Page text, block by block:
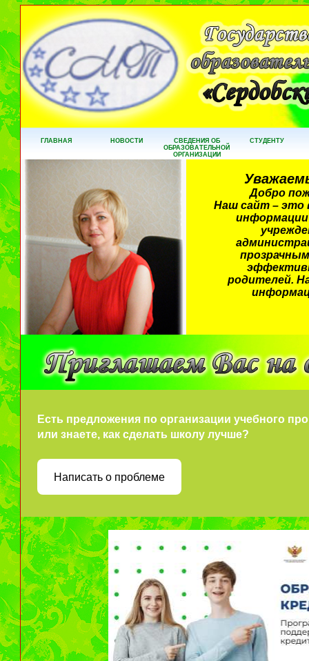
ГЛАВНАЯ НОВОСТИ
СВЕДЕНИЯ ОБ
ОБРАЗОВАТЕЛЬНОЙ
ОРГАНИЗАЦИИ
СТУДЕНТУ
Добро
Наш сайт – это
информации
родителей.
Есть предложения по организации учебного
или знаете, как сделать школу лучше?
Написать о проблеме